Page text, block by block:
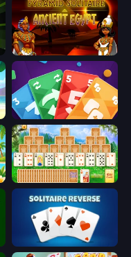
Pyramid Solitaire Ancient Egypt
Foono Online Multiplayer
Magic Towers Solitaire
Solitaire Reverse